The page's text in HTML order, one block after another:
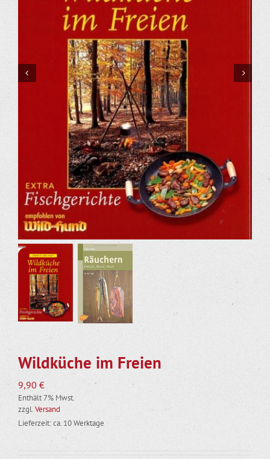
Wildküche im Freien
9,90 €
Enthält 7% Mwst.
zzgl.Versand
Lieferzeit: ca. 10 Werktage